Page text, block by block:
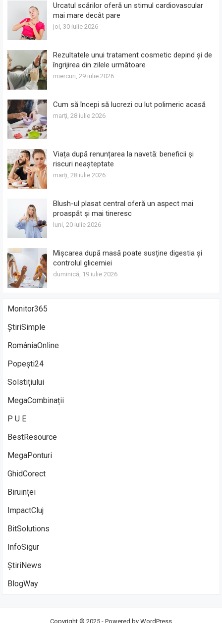
Urcatul scărilor oferă un stimul cardiovascular
mai mare decât pare
joi, 30 iulie 2026
Rezultatele unui tratament cosmetic depind și de
îngrijirea din zilele următoare
miercuri, 29 iulie 2026
Cum să începi să lucrezi cu lut polimeric acasă
marți, 28 iulie 2026
Viața după renunțarea la navetă: beneficii și
riscuri neașteptate
marți, 28 iulie 2026
Blush-ul plasat central oferă un aspect mai
proaspăt și mai tineresc
luni, 20 iulie 2026
Mișcarea după masă poate susține digestia și
controlul glicemiei
duminică, 19 iulie 2026
Monitor365
ȘtiriSimple
RomâniaOnline
Popești24
Solstițiului
MegaCombinații
P U E
BestResource
MegaPonturi
GhidCorect
Biruinței
ImpactCluj
BitSolutions
InfoSigur
ȘtiriNews
BlogWay
Copyright © 2025 - Powered by WordPress